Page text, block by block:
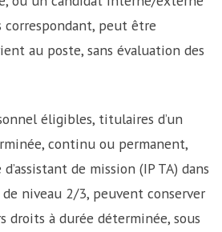
peut être
au poste, sans évaluation des
éligibles, titulaires d’un
continu ou permanent,
de mission (IP TA) dans
niveau 2/3, peuvent conserver
droits à durée déterminée, sous